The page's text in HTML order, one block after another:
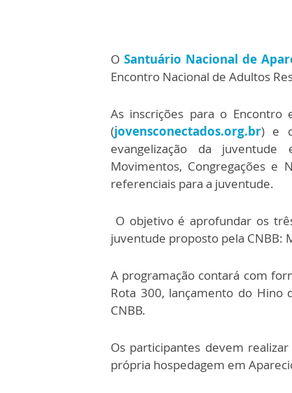
O Santuário Nacional de
Encontro Nacional de Adultos
As inscrições para o
(jovensconectados.org.br) e
evangelização da juventude
Movimentos, Congregações e
referenciais para a juventude.
O objetivo é aprofundar os
juventude proposto pela CNBB:
A programação contará com
Rota 300, lançamento do Hino
CNBB.
Os participantes devem
própria hospedagem em